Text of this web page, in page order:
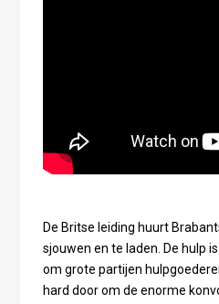
De Britse leiding huurt
sjouwen en te laden. De hulp
om grote partijen
hard door om de enorme